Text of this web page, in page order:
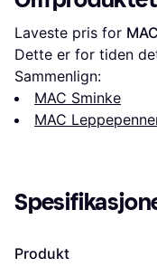
Laveste pris for
Dette er for tiden
Sammenlign:
MAC Sminke
MAC
Produkt